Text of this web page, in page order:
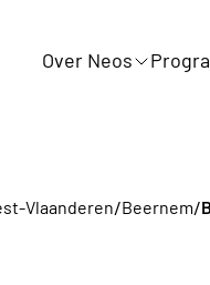
Over Neos
Vlaanderen/Beernem/